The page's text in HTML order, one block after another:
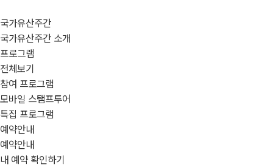
국가유산주간
국가유산주간 소개
프로그램
전체보기
참여 프로그램
모바일 스탬프투어
특집 프로그램
예약안내
예약안내
내 예약 확인하기